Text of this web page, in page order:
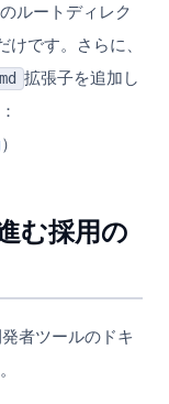
ルートディレク
です。さらに、
拡張子を追加し
）
む採用の
者ツールのドキ